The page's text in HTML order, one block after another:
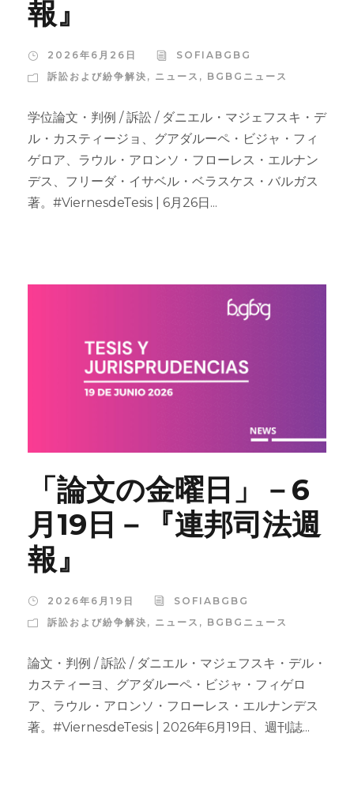
報』
2026年6月26日
SOFIABGBG
訴訟および紛争解決 , ニュース , BGBGニュース
学位論文・判例 / 訴訟 / ダニエル・マジェフスキ・デ
ル・カスティージョ、グアダルーペ・ビジャ・フィ
ゲロア、ラウル・アロンソ・フローレス・エルナン
デス、フリーダ・イサベル・ベラスケス・バルガス
著。#ViernesdeTesis | 6月26日...
「論文の金曜日」－6
月19日－『連邦司法週
報』
2026年6月19日
SOFIABGBG
訴訟および紛争解決 , ニュース , BGBGニュース
論文・判例 / 訴訟 / ダニエル・マジェフスキ・デル・
カスティーヨ、グアダルーペ・ビジャ・フィゲロ
ア、ラウル・アロンソ・フローレス・エルナンデス
著。#ViernesdeTesis | 2026年6月19日、週刊誌...